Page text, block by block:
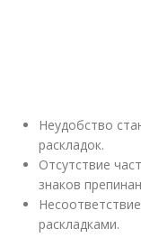
Неудобство
раскладок.
Отсутствие
знаков
раскладками.